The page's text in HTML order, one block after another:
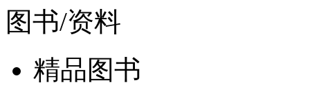
图书/资料
精品图书